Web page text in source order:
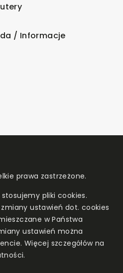
/ Informacje
prawa zastrzeżone.
pliki cookies.
ustawień dot. cookies
w Państwa
ustawień można
Więcej szczegółów na
.